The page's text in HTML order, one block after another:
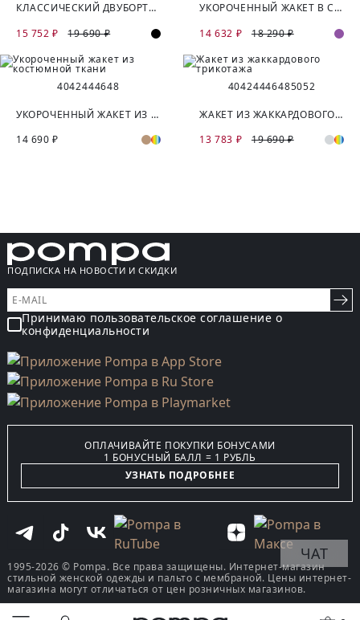
КЛАССИЧЕСКИЙ ДВУБОРТНЫЙ ЖАКЕТ ИЗ КОСТЮМНОЙ ТКАНИ
15 752 ₽
19 690 ₽
УКОРОЧЕННЫЙ ЖАКЕТ В СТИЛЕ 60-Х
14 632 ₽
18 290 ₽
4042444648
УКОРОЧЕННЫЙ ЖАКЕТ ИЗ КОСТЮМНОЙ ТКАНИ
14 690 ₽
40424446485052
ЖАКЕТ ИЗ ЖАККАРДОВОГО ТРИКОТАЖА
13 783 ₽
19 690 ₽
ПОДПИСКА НА НОВОСТИ И СКИДКИ
Принимаю пользовательское соглашение о
конфиденциальности
ОПЛАЧИВАЙТЕ ПОКУПКИ БОНУСАМИ
1 БОНУСНЫЙ БАЛЛ = 1 РУБЛЬ
УЗНАТЬ ПОДРОБНЕЕ
1995-2026 © Pompa. Все права защищены. Интернет-магазин
стильной женской одежды и пальто с мембраной. Цены интернет-
магазина могут отличаться от цен розничных магазинов.
ЧАТ